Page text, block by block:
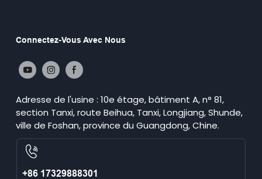
Connectez-Vous Avec Nous
Adresse de l'usine : 10e étage, bâtiment A, n° 81,
section Tanxi, route Beihua, Tanxi, Longjiang, Shunde,
ville de Foshan, province du Guangdong, Chine.
+86 17329888301